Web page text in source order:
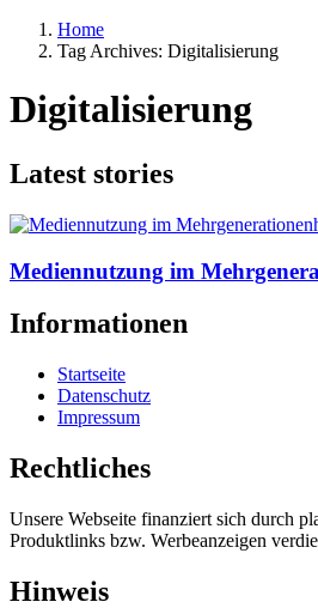
Home
Tag Archives: Digitalisierung
Digitalisierung
Latest stories
Mediennutzung im
Informationen
Startseite
Datenschutz
Impressum
Rechtliches
Unsere Webseite finanziert sich durch
Produktlinks bzw. Werbeanzeigen
Hinweis